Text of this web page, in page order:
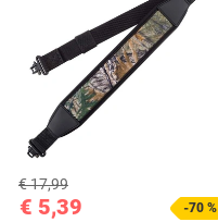
€ 5,39
€ 17,99
-70 %